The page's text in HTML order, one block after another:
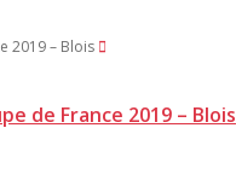
de France 2019 – Blois